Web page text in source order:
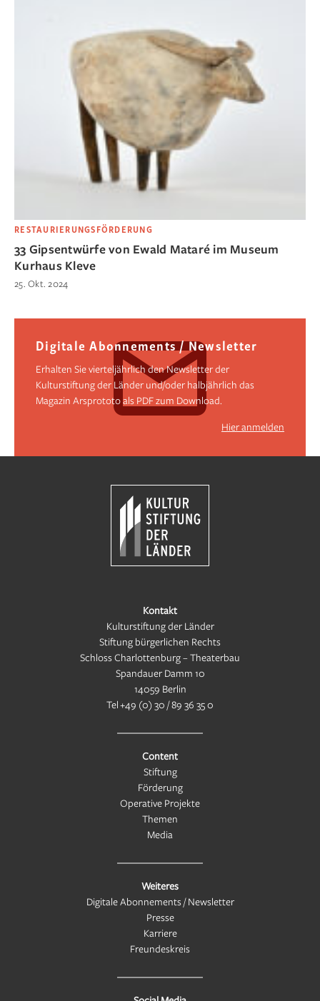
RESTAURIERUNGSFÖRDERUNG
33 Gipsentwürfe von Ewald Mataré im Museum
Kurhaus Kleve
25. Okt. 2024
Digitale Abonnements / Newsletter
Erhalten Sie vierteljährlich den Newsletter der
Kulturstiftung der Länder und/oder halbjährlich das
Magazin Arsprototo als PDF zum Download.
Hier anmelden
Kontakt
Kulturstiftung der Länder
Stiftung bürgerlichen Rechts
Schloss Charlottenburg – Theaterbau
Spandauer Damm 10
14059 Berlin
Tel+49 (0) 30 / 89 36 35 0
Content
Stiftung
Förderung
Operative Projekte
Themen
Media
Weiteres
Digitale Abonnements / Newsletter
Presse
Karriere
Freundeskreis